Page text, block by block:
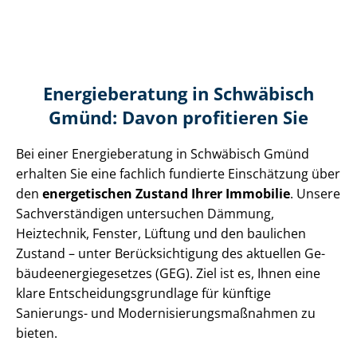
Energieberatung in Schwäbisch
Gmünd: Davon profitieren Sie
Bei einer Energieberatung in Schwäbisch Gmünd
erhalten Sie eine fachlich fundierte Einschätzung über
den energetischen Zustand Ihrer Immobilie. Unsere
Sach­ver­stän­di­gen untersuchen Dämmung,
Heiztechnik, Fenster, Lüftung und den baulichen
Zustand – unter Be­rück­sich­ti­gung des aktuellen Ge­
bäu­de­en­er­gie­ge­set­zes (GEG). Ziel ist es, Ihnen eine
klare Ent­schei­dungs­grund­la­ge für künftige
Sanierungs- und Mo­der­ni­sie­rungs­maß­nah­men zu
bieten.